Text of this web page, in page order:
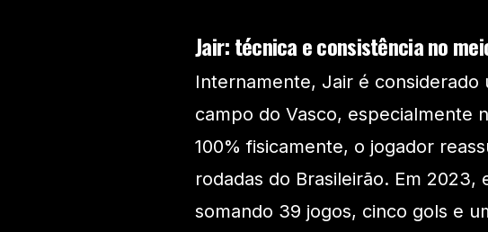
Jair: técnica e consistência no
Internamente, Jair é
campo do Vasco, especialmente
100% fisicamente, o jogador
rodadas do Brasileirão. Em
somando 39 jogos, cinco gols e